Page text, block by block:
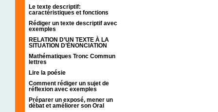
Le texte descriptif:
caractéristiques et fonctions
Rédiger un texte descriptif avec
exemples
RELATION D’UN TEXTE À LA
SITUATION D’ÉNONCIATION
Mathématiques Tronc Commun
lettres
Lire la poésie
Comment rédiger un sujet de
réflexion avec exemples
Préparer un exposé, mener un
débat et améliorer son Oral